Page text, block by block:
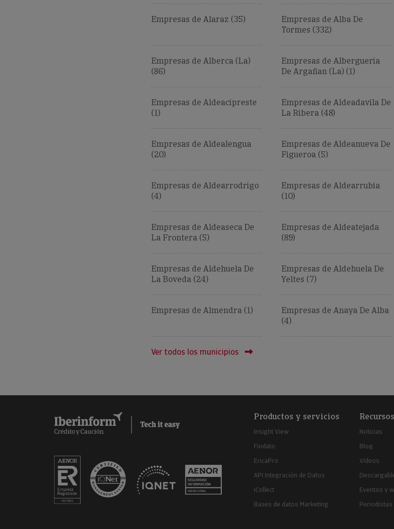
Empresas de Alaraz (35)
Empresas de Alba De
Tormes (332)
Empresas de Alberca (La)
(86)
Empresas de Albergueria
De Argañan (La) (1)
Empresas de Aldeacipreste
(1)
Empresas de Aldeadavila De
La Ribera (48)
Empresas de Aldealengua
(20)
Empresas de Aldeanueva De
Figueroa (5)
Empresas de Aldearrodrigo
(4)
Empresas de Aldearrubia
(10)
Empresas de Aldeaseca De
La Frontera (5)
Empresas de Aldeatejada
(89)
Empresas de Aldehuela De
La Boveda (24)
Empresas de Aldehuela De
Yeltes (7)
Empresas de Almendra (1)
Empresas de Anaya De Alba
(4)
Ver todos los municipios
Productos y servicios
Insight View
Findato
EricaPro
API Integración de Datos
iCollect
Bases de datos Marketing
Recursos
Noticias
Blog
Vídeos
Eventos y
Periodistas